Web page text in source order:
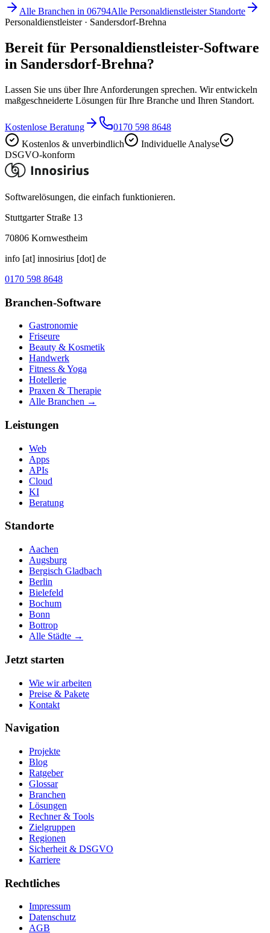
Alle Branchen in 06794Alle PersonaldienstleisterStandorte
Personaldienstleister · Sandersdorf-Brehna
Bereit für Personaldienstleister-Software
in Sandersdorf-Brehna?
Lassen Sie uns über Ihre Anforderungen sprechen. Wir entwickeln
maßgeschneiderte Lösungen für Ihre Branche und Ihren Standort.
Kostenlose Beratung
0170 598 8648
Kostenlos & unverbindlich
Individuelle Analyse
DSGVO-konform
Softwarelösungen, die einfach funktionieren.
Stuttgarter Straße 13
70806 Kornwestheim
info [at] innosirius [dot] de
0170 598 8648
Branchen-Software
Gastronomie
Friseure
Beauty & Kosmetik
Handwerk
Fitness & Yoga
Hotellerie
Praxen & Therapie
Alle Branchen →
Leistungen
Web
Apps
APIs
Cloud
KI
Beratung
Standorte
Aachen
Augsburg
Bergisch Gladbach
Berlin
Bielefeld
Bochum
Bonn
Bottrop
Alle Städte →
Jetzt starten
Wie wir arbeiten
Preise & Pakete
Kontakt
Navigation
Projekte
Blog
Ratgeber
Glossar
Branchen
Lösungen
Rechner & Tools
Zielgruppen
Regionen
Sicherheit & DSGVO
Karriere
Rechtliches
Impressum
Datenschutz
AGB